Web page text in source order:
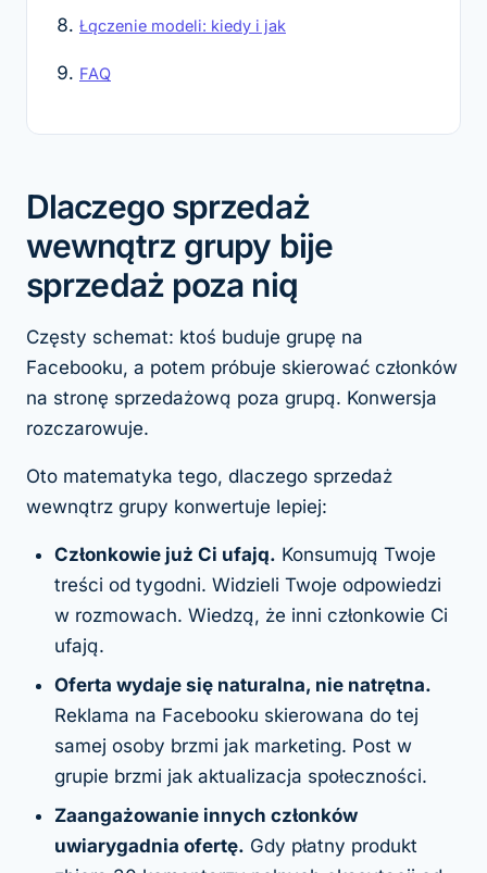
Łączenie modeli: kiedy i jak
FAQ
Dlaczego sprzedaż
wewnątrz grupy bije
sprzedaż poza nią
Częsty schemat: ktoś buduje grupę na
Facebooku, a potem próbuje skierować członków
na stronę sprzedażową poza grupą. Konwersja
rozczarowuje.
Oto matematyka tego, dlaczego sprzedaż
wewnątrz grupy konwertuje lepiej:
Członkowie już Ci ufają. Konsumują Twoje
treści od tygodni. Widzieli Twoje odpowiedzi
w rozmowach. Wiedzą, że inni członkowie Ci
ufają.
Oferta wydaje się naturalna, nie natrętna.
Reklama na Facebooku skierowana do tej
samej osoby brzmi jak marketing. Post w
grupie brzmi jak aktualizacja społeczności.
Zaangażowanie innych członków
uwiarygadnia ofertę. Gdy płatny produkt